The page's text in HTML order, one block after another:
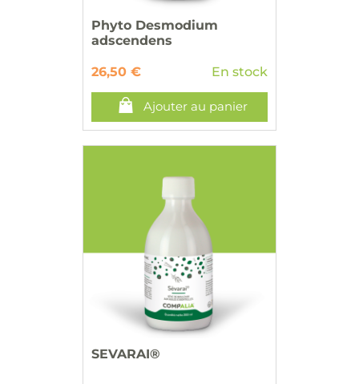
Phyto Desmodium
adscendens
26,50 € En stock
Ajouter au panier
SEVARAI®